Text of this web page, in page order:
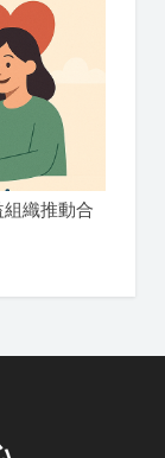
織推動合